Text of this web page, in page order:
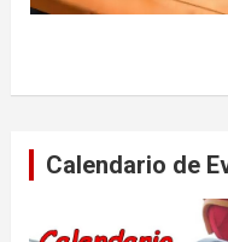
Calendario de